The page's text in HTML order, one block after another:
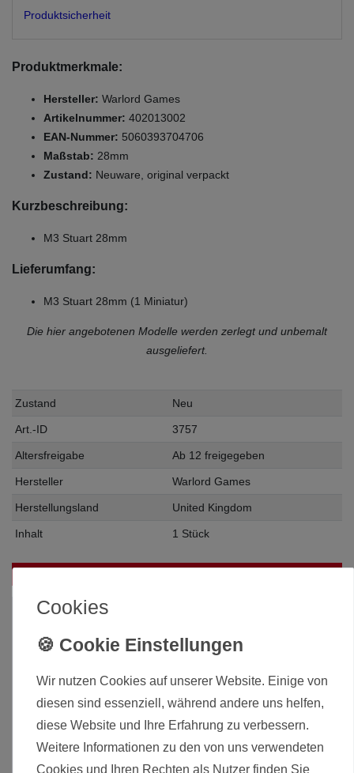
Produktsicherheit
Produktmerkmale:
Hersteller: Warlord Games
Artikelnummer: 402013002
EAN-Nummer: 5060393704706
Maßstab: 28mm
Zustand: Neuware, original verpackt
Kurzbeschreibung:
M3 Stuart 28mm
Lieferumfang:
M3 Stuart 28mm (1 Miniatur)
Die hier angebotenen Modelle werden zerlegt und unbemalt
ausgeliefert.
Zustand Neu
Art.-ID 3757
Altersfreigabe Ab 12 freigegeben
Hersteller Warlord Games
Herstellungsland United Kingdom
Inhalt 1 Stück
Cookies
Wir nutzen Cookies auf unserer Website. Einige von
diesen sind essenziell, während andere uns helfen,
diese Website und Ihre Erfahrung zu verbessern.
Weitere Informationen zu den von uns verwendeten
Cookies und Ihren Rechten als Nutzer finden Sie